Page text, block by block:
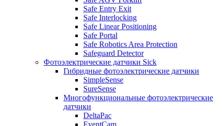
Safe Entry Exit
Safe Interlocking
Safe Linear Positioning
Safe Portal
Safe Robotics Area Protection
Safeguard Detector
Фотоэлектрические датчики Sick
Гибридные фотоэлектрические датчики
SimpleSense
SureSense
Многофункциональные фотоэлектрические
датчики
DeltaPac
EventCam